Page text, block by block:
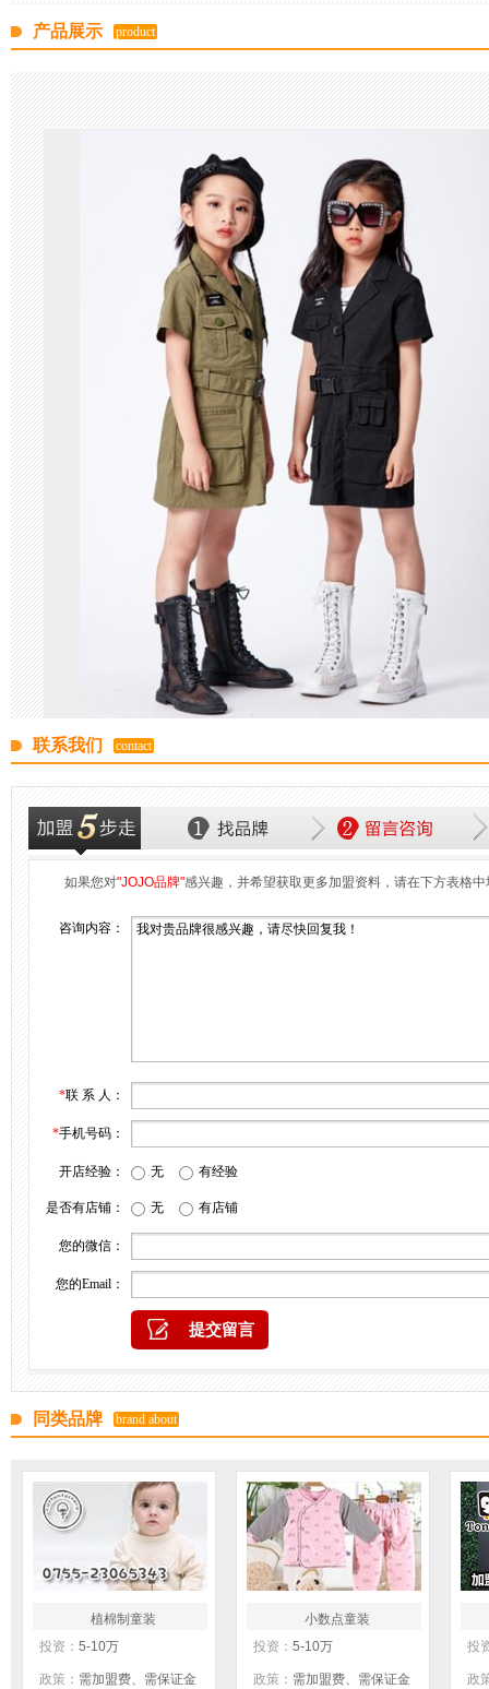
产品展示 product
联系我们 contact
如果您对"JOJO品牌"感兴趣，并希望获取更多加盟资料，请在下方表格
咨询内容：
*联 系 人：
*手机号码：
开店经验： 无 有经验
是否有店铺： 无 有店铺
您的微信：
您的Email：
同类品牌 brand about
植棉制童装
投资： 5-10万
政策： 需加盟费、需保证金
小数点童装
投资： 5-10万
政策： 需加盟费、需保证金
投
政